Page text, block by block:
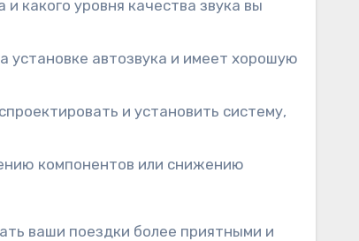
какого уровня качества звука вы
установке автозвука и имеет хорошую
и установить систему,
компонентов или снижению
ваши поездки более приятными и